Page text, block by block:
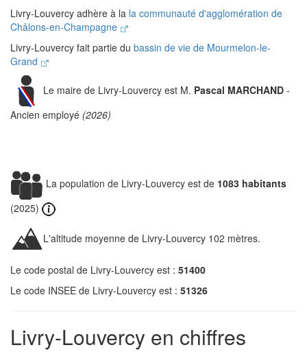
Livry-Louvercy adhère à la la communauté d'agglomération de
Châlons-en-Champagne
Livry-Louvercy fait partie du bassin de vie de Mourmelon-le-
Grand
Le maire de Livry-Louvercy est M. Pascal MARCHAND -
Ancien employé (2026)
La population de Livry-Louvercy est de 1083 habitants
(2025)
L'altitude moyenne de Livry-Louvercy 102 mètres.
Le code postal de Livry-Louvercy est : 51400
Le code INSEE de Livry-Louvercy est : 51326
Livry-Louvercy en chiffres